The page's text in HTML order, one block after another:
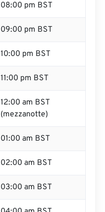
08:00 pm BST
09:00 pm BST
10:00 pm BST
11:00 pm BST
12:00 am BST
(mezzanotte)
01:00 am BST
02:00 am BST
03:00 am BST